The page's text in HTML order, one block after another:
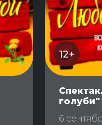
12+
голуби"
6